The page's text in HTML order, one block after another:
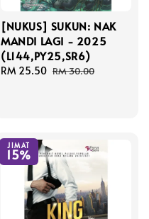
[NUKUS] SUKUN: NAK
MANDI LAGI - 2025
(L144,PY25,SR6)
Sale
RM 25.50 Regular
RM 30.00
JIMAT
15%